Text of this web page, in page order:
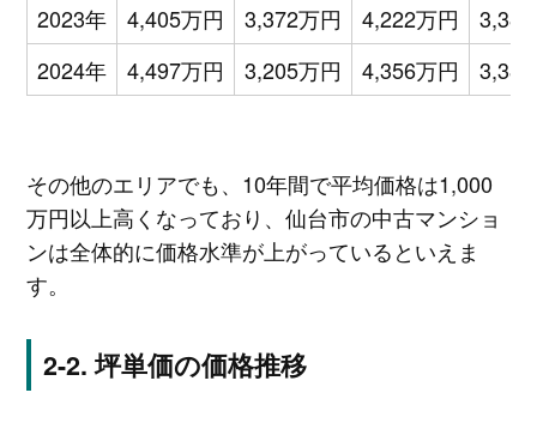
2023年
4,405万円 3,372万円 4,222万円
2024年
4,497万円 3,205万円 4,356万円
その他のエリアでも、10年間で平均価格は1,000
万円以上高くなっており、仙台市の中古マンショ
ンは全体的に価格水準が上がっているといえま
す。
坪単価の価格推移